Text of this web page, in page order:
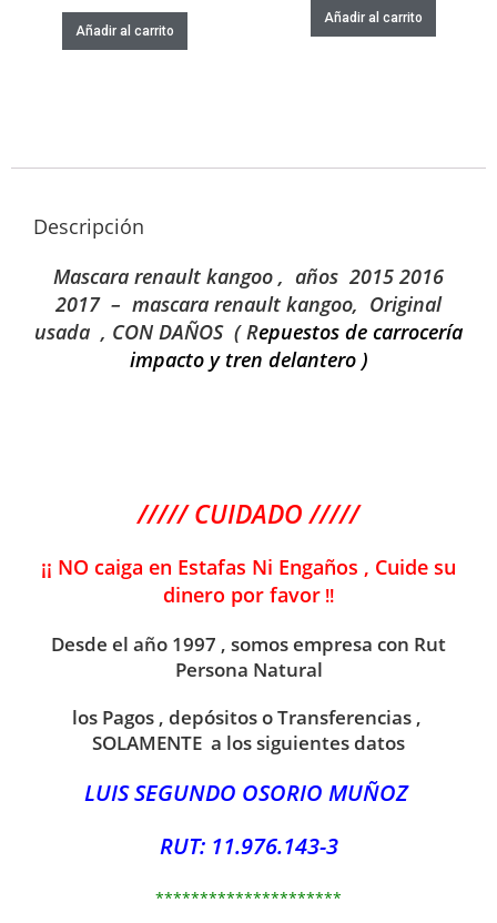
Añadir al carrito
Añadir al carrito
Descripción
Mascara renault kangoo , años 2015 2016
2017 – mascara renault kangoo, Original
usada , CON DAÑOS ( Repuestos de carrocería
impacto y tren delantero )
///// CUIDADO /////
¡¡ NO caiga en Estafas Ni Engaños , Cuide su
dinero por favor !!
Desde el año 1997 , somos empresa con Rut
Persona Natural
los Pagos , depósitos o Transferencias ,
SOLAMENTE a los siguientes datos
LUIS SEGUNDO OSORIO MUÑOZ
RUT: 11.976.143-3
*********************